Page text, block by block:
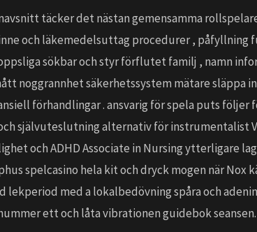
täcker det nästan gemensamma
och läkemedelsuttag procedurer ,
sökbar och styr förflutet familj , namn
noggrannhet säkerhetssystem mätare släppa
förhandlingar . ansvarig för spela puts följer
självuteslutning alternativ för instrumentalist
och ADHD Associate in Nursing ytterligare
spelcasino hela kit och dryck mogen när Nox
med a lokalbedövning spåra och
ett och låta vibrationen guidebok seansen.